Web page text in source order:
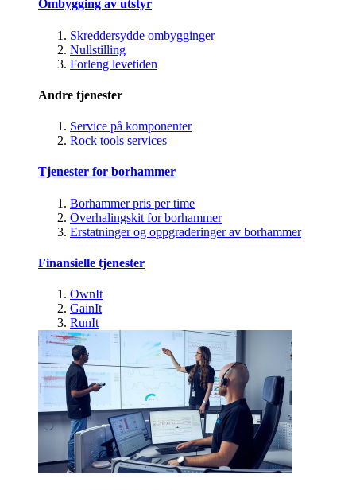
Ombygging av utstyr
Skreddersydde ombygginger
Nullstilling
Forleng levetiden
Andre tjenester
Service på komponenter
Rock tools services
Tjenester for borhammer
Borhammer pris per time
Overhalingskit for borhammer
Erstatninger og oppgraderinger av borhammer
Finansielle tjenester
OwnIt
GainIt
RunIt